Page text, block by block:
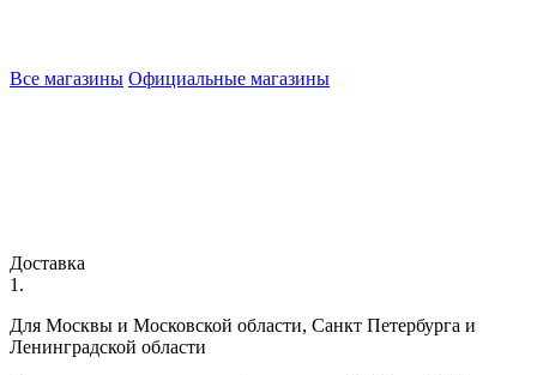
Все магазины Официальные магазины
Доставка
1.
Для Москвы и Московской области, Санкт Петербурга и
Ленинградской области